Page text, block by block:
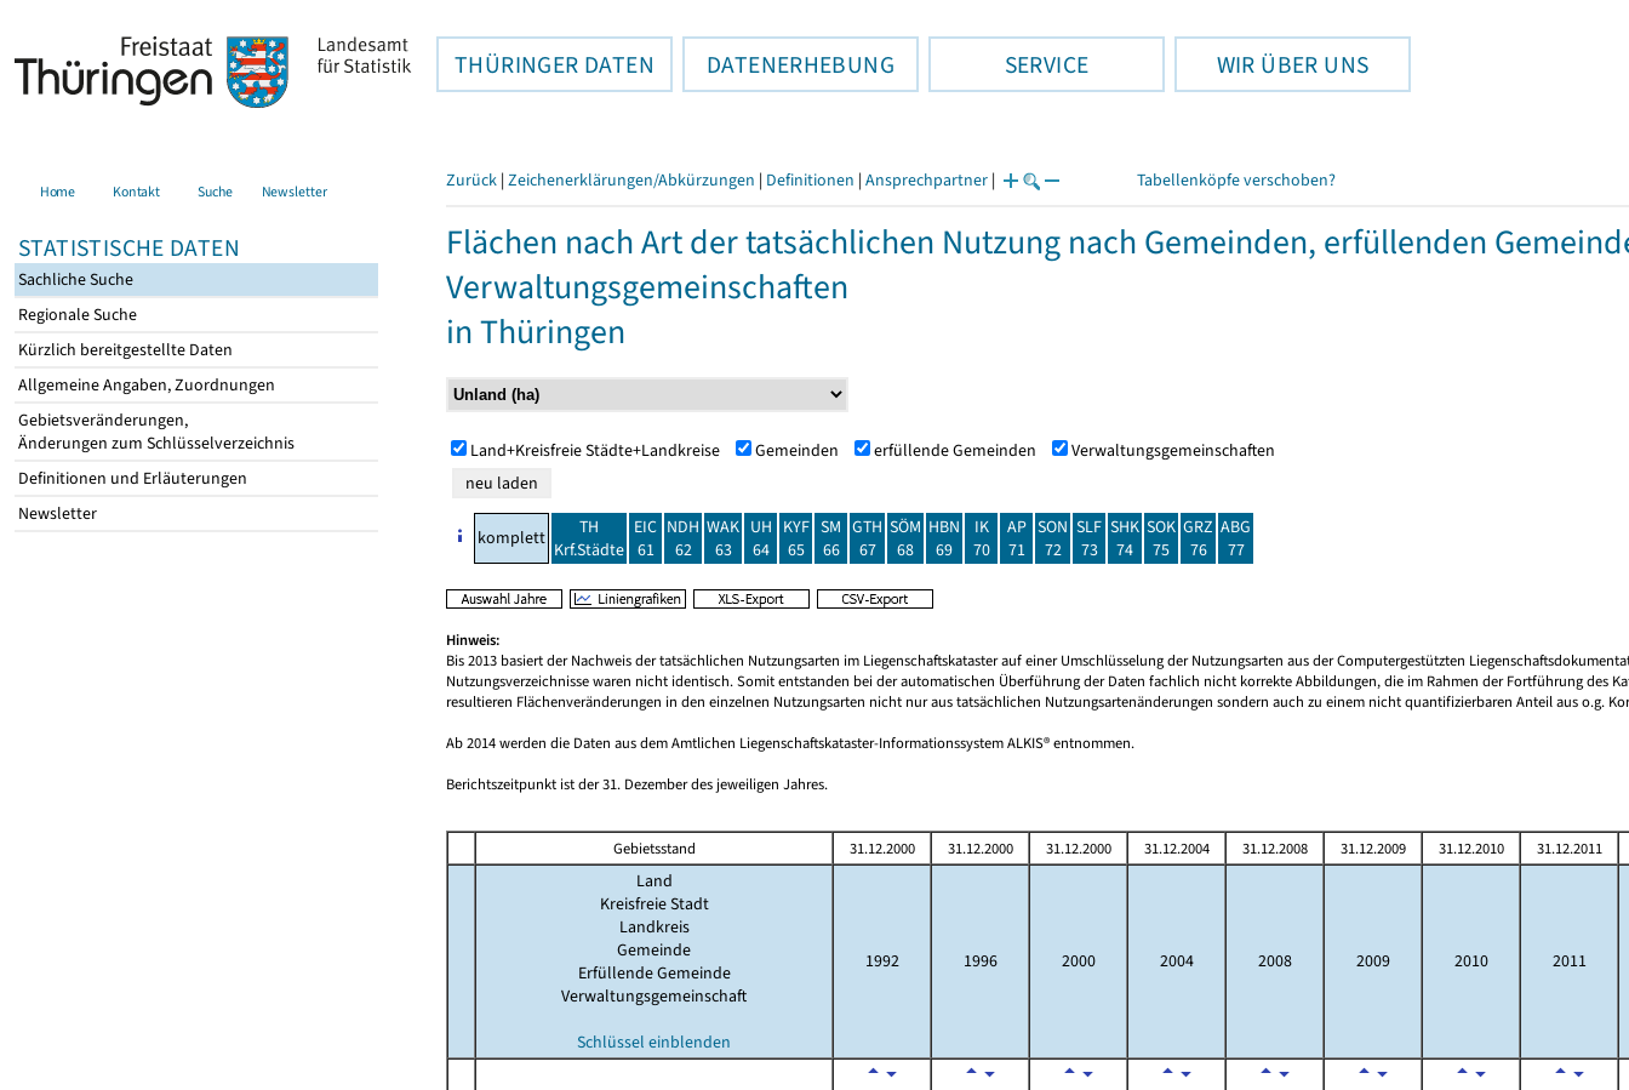
THÜRINGER DATEN DATENERHEBUNG SERVICE WIR ÜBER UNS
Home Kontakt Suche Newsletter
STATISTISCHE DATEN
Sachliche Suche
Regionale Suche
Kürzlich bereitgestellte Daten
Allgemeine Angaben, Zuordnungen
Gebietsveränderungen,
Änderungen zum Schlüsselverzeichnis
Definitionen und Erläuterungen
Newsletter
Zurück | Zeichenerklärungen/Abkürzungen | Definitionen | Ansprechpartner | Tabellenköpfe verschoben?
Flächen nach Art der tatsächlichen Nutzung nach Gemeinden, erfüllenden
Verwaltungsgemeinschaften
in Thüringen
Land+Kreisfreie Städte+Landkreise Gemeinden erfüllende Gemeinden Verwaltungsgemeinschaften
komplett
TH
Krf.Städte
EIC
61
NDH
62
WAK
63
UH
64
KYF
65
SM
66
GTH
67
SÖM
68
HBN
69
IK
70
AP
71
SON
72
SLF
73
SHK
74
SOK
75
GRZ
76
ABG
77
Hinweis:
Bis 2013 basiert der Nachweis der tatsächlichen Nutzungsarten im Liegenschaftskataster auf einer Umschlüsselung der Nutzungsarten aus der Computergestützten
Nutzungsverzeichnisse waren nicht identisch. Somit entstanden bei der automatischen Überführung der Daten fachlich nicht korrekte Abbildungen, die im Rahmen der Fortführung des
resultieren Flächenveränderungen in den einzelnen Nutzungsarten nicht nur aus tatsächlichen Nutzungsartenänderungen sondern auch zu einem nicht quantifizierbaren Anteil aus o.g.
Ab 2014 werden die Daten aus dem Amtlichen Liegenschaftskataster-Informationssystem ALKIS® entnommen.
Berichtszeitpunkt ist der 31. Dezember des jeweiligen Jahres.
Gebietsstand 31.12.2000 31.12.2000 31.12.2000 31.12.2004 31.12.2008 31.12.2009 31.12.2010 31.12.2011
Land
Kreisfreie Stadt
Landkreis
Gemeinde
Erfüllende Gemeinde
Verwaltungsgemeinschaft
Schlüssel einblenden
1992 1996 2000 2004 2008 2009 2010 2011